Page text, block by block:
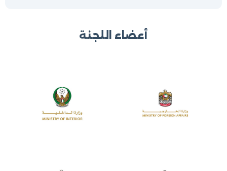
أعضاء اللجنة